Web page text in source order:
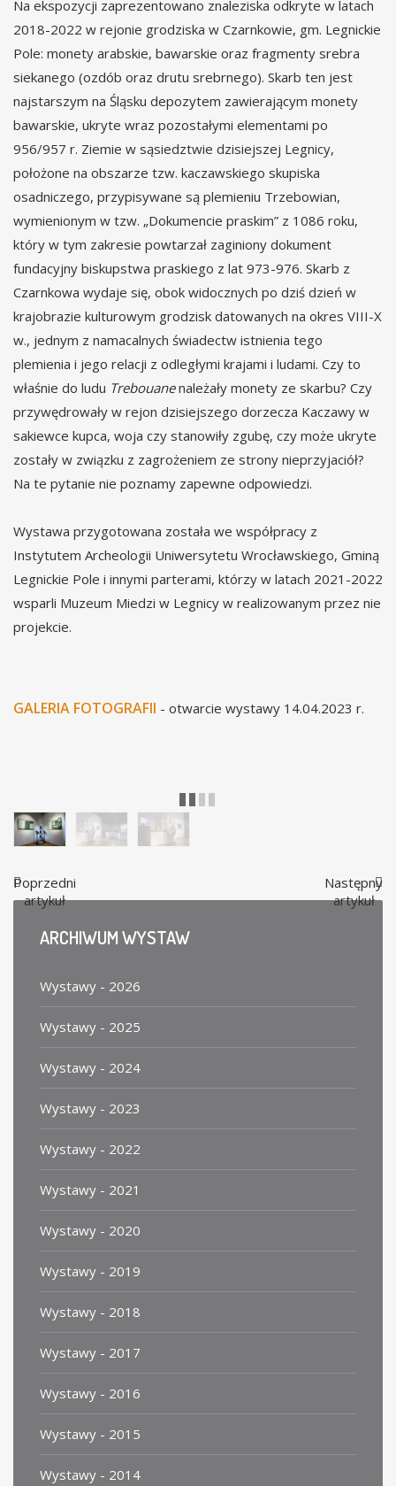
Na ekspozycji zaprezentowano znaleziska odkryte w latach
2018-2022 w rejonie grodziska w Czarnkowie, gm. Legnickie
Pole: monety arabskie, bawarskie oraz fragmenty srebra
siekanego (ozdób oraz drutu srebrnego). Skarb ten jest
najstarszym na Śląsku depozytem zawierającym monety
bawarskie, ukryte wraz pozostałymi elementami po
956/957 r. Ziemie w sąsiedztwie dzisiejszej Legnicy,
położone na obszarze tzw. kaczawskiego skupiska
osadniczego, przypisywane są plemieniu Trzebowian,
wymienionym w tzw. „Dokumencie praskim” z 1086 roku,
który w tym zakresie powtarzał zaginiony dokument
fundacyjny biskupstwa praskiego z lat 973-976. Skarb z
Czarnkowa wydaje się, obok widocznych po dziś dzień w
krajobrazie kulturowym grodzisk datowanych na okres VIII-X
w., jednym z namacalnych świadectw istnienia tego
plemienia i jego relacji z odległymi krajami i ludami. Czy to
właśnie do ludu Trebouanenależały monety ze skarbu? Czy
przywędrowały w rejon dzisiejszego dorzecza Kaczawy w
sakiewce kupca, woja czy stanowiły zgubę, czy może ukryte
zostały w związku z zagrożeniem ze strony nieprzyjaciół?
Na te pytanie nie poznamy zapewne odpowiedzi.
Wystawa przygotowana została we współpracy z
Instytutem Archeologii Uniwersytetu Wrocławskiego, Gminą
Legnickie Pole i innymi parterami, którzy w latach 2021-2022
wsparli Muzeum Miedzi w Legnicy w realizowanym przez nie
projekcie.
GALERIA FOTOGRAFII - otwarcie wystawy 14.04.2023 r.
Poprzedni
artykuł
Następny
artykuł
ARCHIWUMWYSTAW
Wystawy - 2026
Wystawy - 2025
Wystawy - 2024
Wystawy - 2023
Wystawy - 2022
Wystawy - 2021
Wystawy - 2020
Wystawy - 2019
Wystawy - 2018
Wystawy - 2017
Wystawy - 2016
Wystawy - 2015
Wystawy - 2014